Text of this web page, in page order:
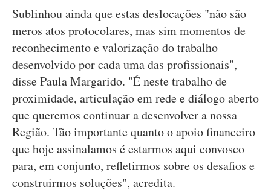
Sublinhou ainda que estas deslocações "não são
meros atos protocolares, mas sim momentos de
reconhecimento e valorização do trabalho
desenvolvido por cada uma das profissionais",
disse Paula Margarido. "É neste trabalho de
proximidade, articulação em rede e diálogo aberto
que queremos continuar a desenvolver a nossa
Região. Tão importante quanto o apoio financeiro
que hoje assinalamos é estarmos aqui convosco
para, em conjunto, refletirmos sobre os desafios e
construirmos soluções", acredita.